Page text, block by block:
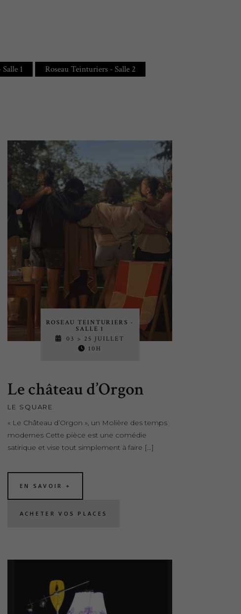
1
Roseau Teinturiers - Salle 2
ROSEAU TEINTURIERS -
SALLE 1
03 > 25 JUILLET
10H
Le château d’Orgon
LE SQUARE
« Le Château d’Orgon », un Molière des temps
modernes Cette pièce est une comédie
satirique et vise tout simplement à faire […]
EN SAVOIR +
ACHETER VOS PLACES